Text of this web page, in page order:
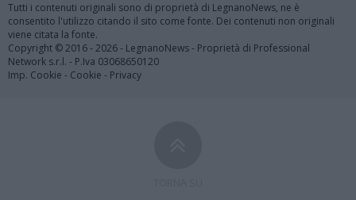
Tutti i contenuti originali sono di proprietà di LegnanoNews, ne è
consentito l'utilizzo citando il sito come fonte. Dei contenuti non originali
viene citata la fonte.
Copyright © 2016 - 2026 - LegnanoNews - Proprietà di Professional
Network s.r.l. - P.Iva 03068650120
Imp. Cookie - Cookie - Privacy